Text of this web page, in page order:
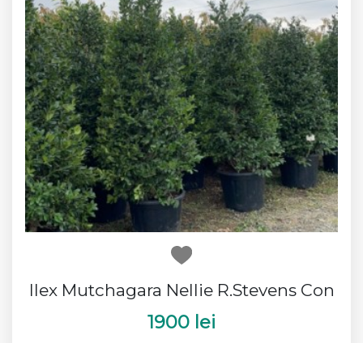
Ilex Mutchagara Nellie R.Stevens Con
1900 lei